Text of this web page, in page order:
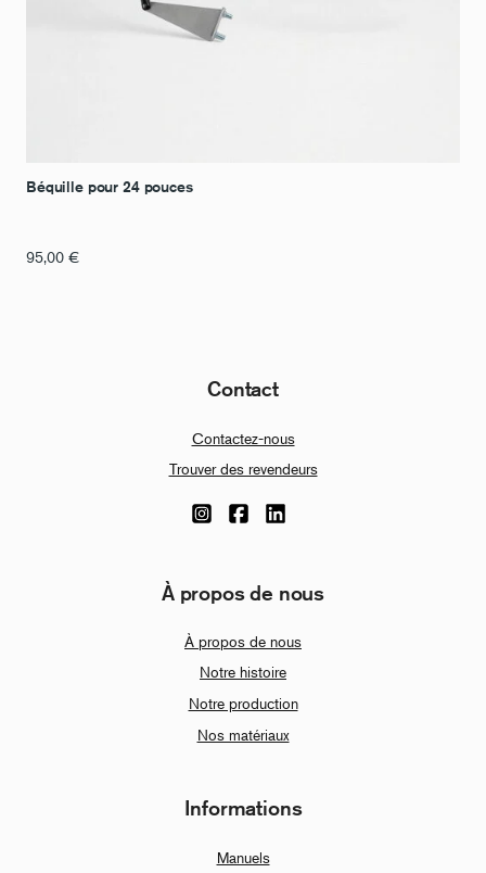
Béquille pour 24 pouces
95,00 €
Contact
Contactez-nous
Trouver des revendeurs
À propos de nous
À propos de nous
Notre histoire
Notre production
Nos matériaux
Informations
Manuels